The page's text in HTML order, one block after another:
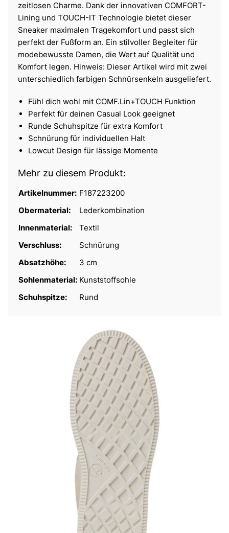
zeitlosen Charme. Dank der innovativen COMFORT-
Lining und TOUCH-IT Technologie bietet dieser
Sneaker maximalen Tragekomfort und passt sich
perfekt der Fußform an. Ein stilvoller Begleiter für
modebewusste Damen, die Wert auf Qualität und
Komfort legen. Hinweis: Dieser Artikel wird mit zwei
unterschiedlich farbigen Schnürsenkeln ausgeliefert.
Fühl dich wohl mit COMF.Lin+TOUCH Funktion
Perfekt für deinen Casual Look geeignet
Runde Schuhspitze für extra Komfort
Schnürung für individuellen Halt
Lowcut Design für lässige Momente
Mehr zu diesem Produkt:
Artikelnummer: F187223200
Obermaterial:
Lederkombination
Innenmaterial:
Textil
Verschluss:
Schnürung
Absatzhöhe:
3 cm
Sohlenmaterial: Kunststoffsohle
Schuhspitze:
Rund